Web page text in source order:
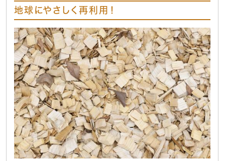
地球にやさしく再利用！